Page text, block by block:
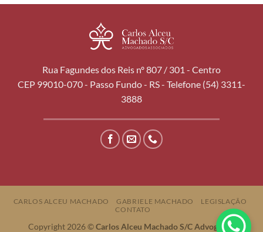
Rua Fagundes dos Reis nº 807 / 301 - Centro
CEP 99010-070 - Passo Fundo - RS - Telefone (54) 3311-
3888
CARLOS ALCEU MACHADO GABRIELE MACHADO
LEGISLAÇÃO
CONTATO
Copyright 2026 ©Carlos Alceu Machado S/C Advogados